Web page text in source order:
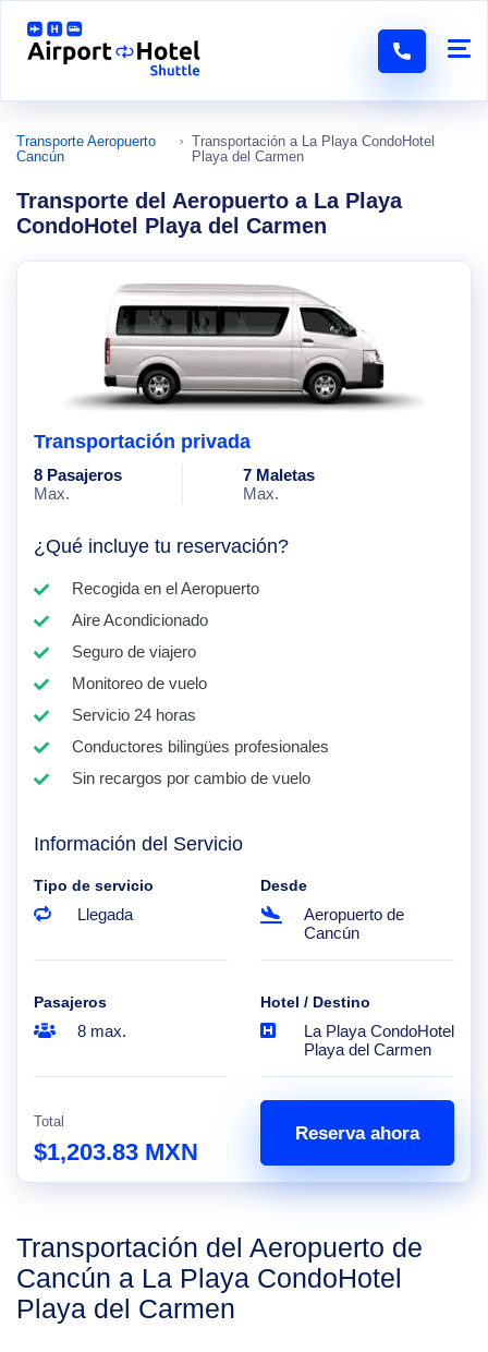
Transporte Aeropuerto
Cancún
Transportación a La Playa CondoHotel
Playa del Carmen
Transporte del Aeropuerto a La Playa
CondoHotel Playa del Carmen
Transportación privada
8 Pasajeros
Max.
7 Maletas
Max.
¿Qué incluye tu reservación?
Recogida en el Aeropuerto
Aire Acondicionado
Seguro de viajero
Monitoreo de vuelo
Servicio 24 horas
Conductores bilingües profesionales
Sin recargos por cambio de vuelo
Información del Servicio
Tipo de servicio
Llegada
Desde
Aeropuerto de
Cancún
Pasajeros
8 max.
Hotel / Destino
La Playa CondoHotel
Playa del Carmen
Total
$1,203.83 MXN
Reserva ahora
Transportación del Aeropuerto de
Cancún a La Playa CondoHotel
Playa del Carmen